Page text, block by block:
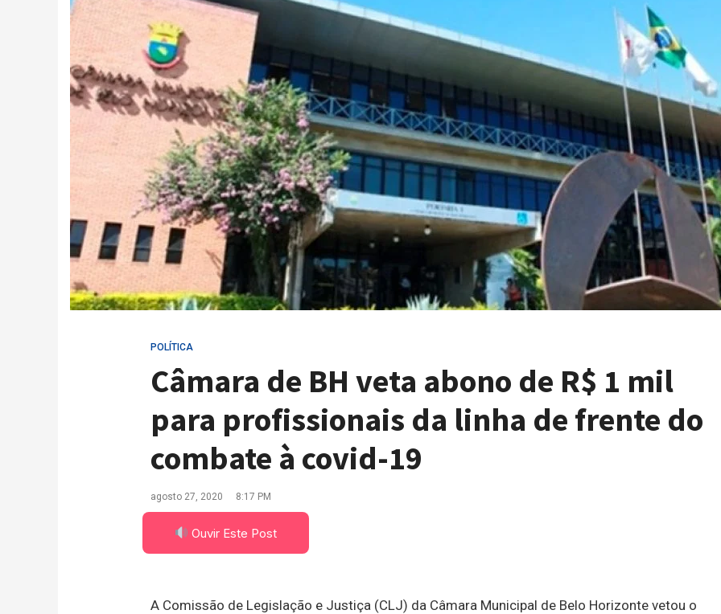
POLÍTICA
Câmara de BH veta abono de R$ 1 mil
para profissionais da linha de frente do
combate à covid-19
agosto 27, 2020 8:17 PM
Ouvir Este Post
A Comissão de Legislação e Justiça (CLJ) da Câmara Municipal de Belo Horizonte vetou o